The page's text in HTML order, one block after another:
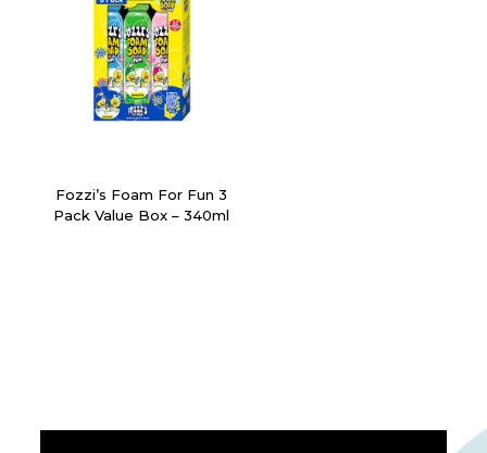
Fozzi’s Foam For Fun 3
Pack Value Box – 340ml